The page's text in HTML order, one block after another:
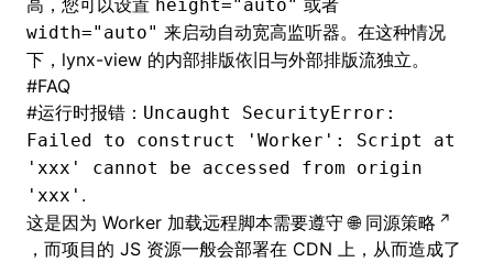
高，您可以设置 height="auto" 或者
width="auto" 来启动自动宽高监听器。在这种情况
下，lynx-view 的内部排版依旧与外部排版流独立。
#FAQ
#运行时报错： Uncaught SecurityError:
Failed to construct 'Worker': Script at
'xxx' cannot be accessed from origin
'xxx' .
这是因为 Worker 加载远程脚本需要遵守
同源策略
，而项目的 JS 资源一般会部署在 CDN 上，从而造成了